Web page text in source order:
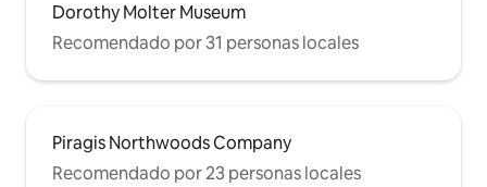
Dorothy Molter Museum
Recomendado por 31 personas locales
Piragis Northwoods Company
Recomendado por 23 personas locales